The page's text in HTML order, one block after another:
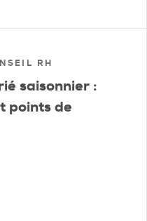
RH
saisonnier :
points de